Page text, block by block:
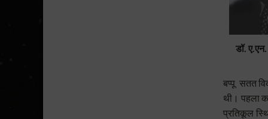
डॉ. ए.एन.
बप्पू सतत
थी। पहला
प्रतिकूल